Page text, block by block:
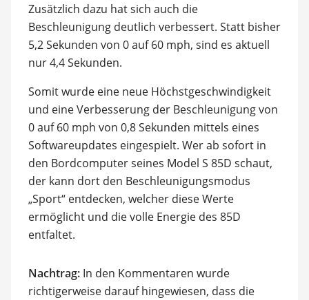
Zusätzlich dazu hat sich auch die
Beschleunigung deutlich verbessert. Statt bisher
5,2 Sekunden von 0 auf 60 mph, sind es aktuell
nur 4,4 Sekunden.
Somit wurde eine neue Höchstgeschwindigkeit
und eine Verbesserung der Beschleunigung von
0 auf 60 mph von 0,8 Sekunden mittels eines
Softwareupdates eingespielt. Wer ab sofort in
den Bordcomputer seines Model S 85D schaut,
der kann dort den Beschleunigungsmodus
„Sport“ entdecken, welcher diese Werte
ermöglicht und die volle Energie des 85D
entfaltet.
Nachtrag:In den Kommentaren wurde
richtigerweise darauf hingewiesen, dass die